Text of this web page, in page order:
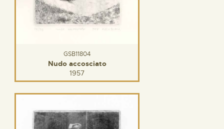
GSB11804
Nudo accosciato
1957